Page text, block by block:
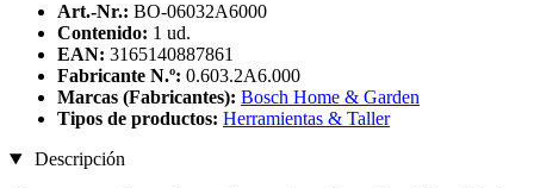
Art.-Nr.: BO-06032A6000
Contenido: 1 ud.
EAN: 3165140887861
Fabricante N.º: 0.603.2A6.000
Marcas (Fabricantes): Bosch Home & Garden
Tipos de productos: Herramientas & Taller
Descripción